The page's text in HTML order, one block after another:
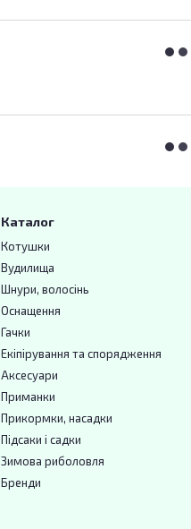
Каталог
Котушки
Вудилища
Шнури, волосінь
Оснащення
Гачки
Екіпірування та спорядження
Аксесуари
Приманки
Прикормки, насадки
Підсаки і садки
Зимова риболовля
Бренди